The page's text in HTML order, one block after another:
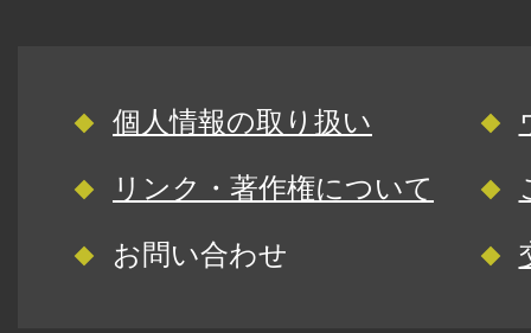
個人情報の取り扱い
リンク・著作権について
お問い合わせ